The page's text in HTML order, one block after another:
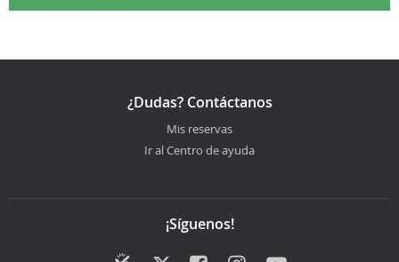
¿Dudas? Contáctanos
Mis reservas
Ir al Centro de ayuda
¡Síguenos!